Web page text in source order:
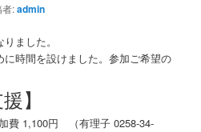
者:admin
ました。
時間を設けました。参加ご希望の
】
費 1,100円 （有理子 0258-34-